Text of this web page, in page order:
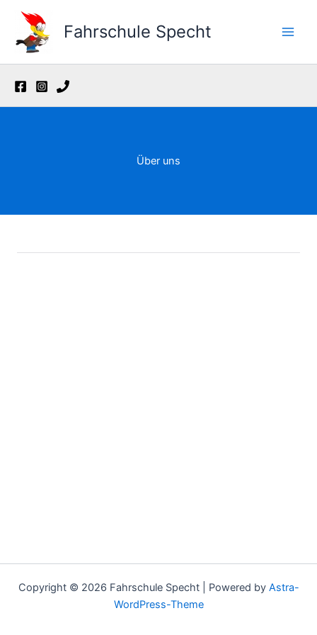
springen
Fahrschule Specht
Über uns
Copyright © 2026 Fahrschule Specht | Powered by Astra-
WordPress-Theme